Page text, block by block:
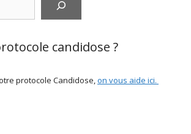
candidose ?
protocole Candidose, on vous aide ici.